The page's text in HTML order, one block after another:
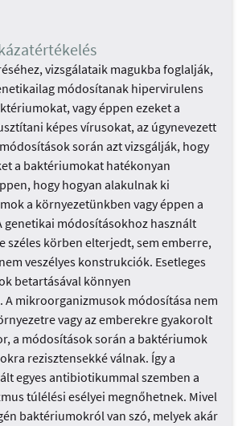
vizsgálataik magukba foglalják,
módosítanak hipervirulens
vagy éppen ezeket a
képes vírusokat, az úgynevezett
során azt vizsgálják, hogy
a baktériumokat hatékonyan
hogy hogyan alakulnak ki
a környezetünkben vagy éppen a
genetikai módosításokhoz használt
széles körben elterjedt, sem emberre,
veszélyes konstrukciók. Esetleges
betartásával könnyen
A mikroorganizmusok módosítása nem
vagy az emberekre gyakorolt
a módosítások során a baktériumok
rezisztensekké válnak. Így a
egyes antibiotikummal szemben a
túlélési esélyei megnőhetnek. Mivel
baktériumokról van szó, melyek akár